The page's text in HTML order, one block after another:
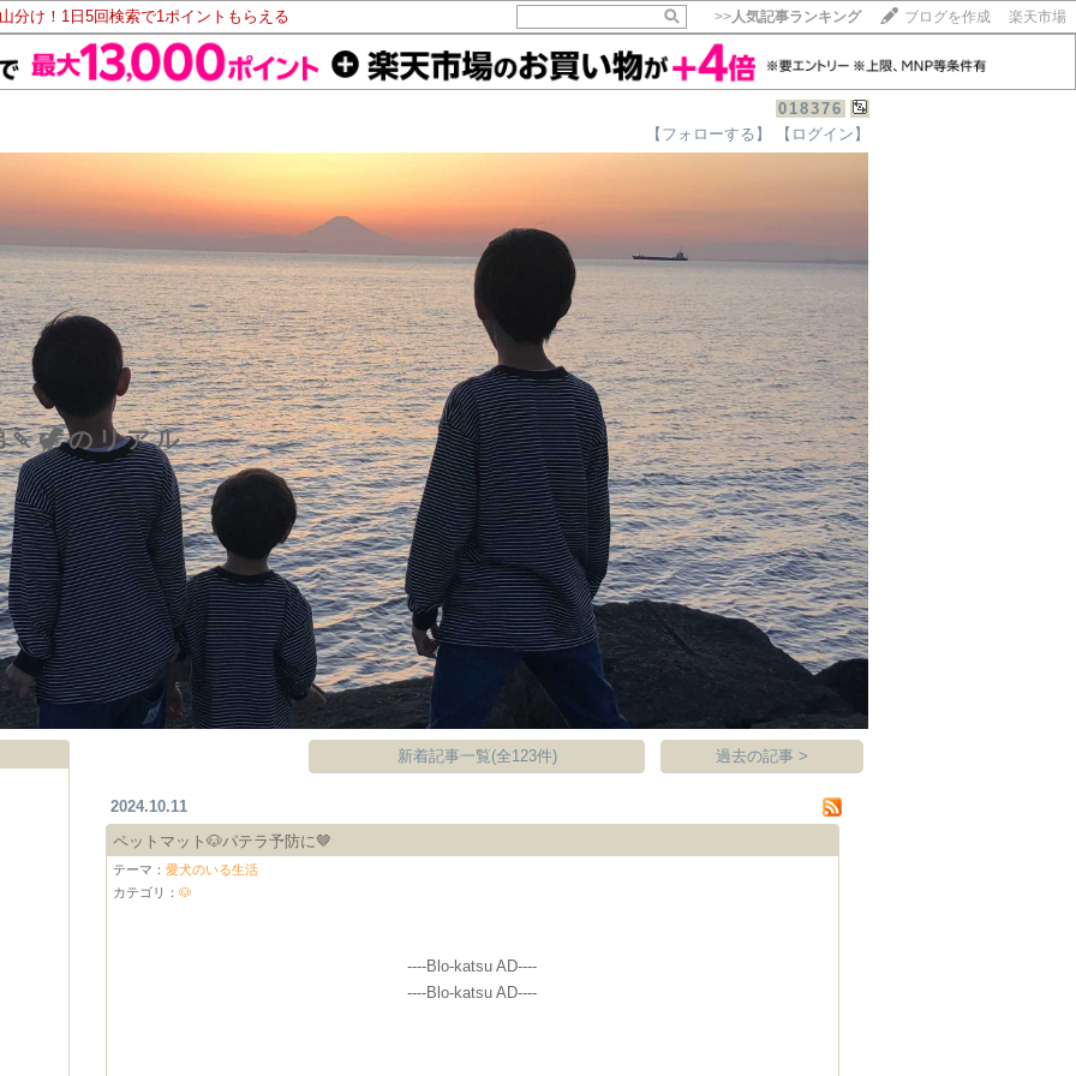
分け！1日5回検索で1ポイントもらえる >>人気記事ランキング ブログを作成 楽天市場
018376
【フォローする】
【ログイン】
🍡🦖のリアル
新着記事一覧(全123件) 過去の記事 >
2024.10.11
ペットマット🐶パテラ予防に🤎
テーマ：愛犬のいる生活
カテゴリ：🐶
----Blo-katsu AD----
----Blo-katsu AD----